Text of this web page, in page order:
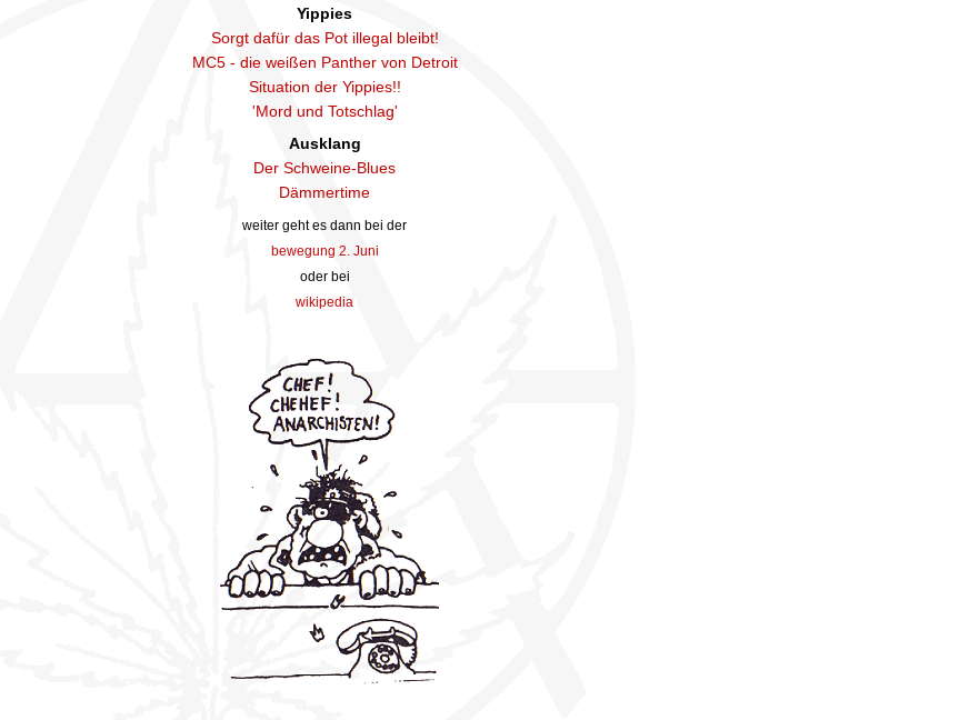
Yippies
Sorgt dafür das Pot illegal bleibt!
MC5 - die weißen Panther von Detroit
Situation der Yippies!!
'Mord und Totschlag'
Ausklang
Der Schweine-Blues
Dämmertime
weiter geht es dann bei der
bewegung 2. Juni
oder bei
wikipedia